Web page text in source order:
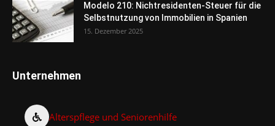
Modelo 210: Nichtresidenten-Steuer für die
Selbstnutzung von Immobilien in Spanien
15. Dezember 2025
Unternehmen
Alterspflege und Seniorenhilfe